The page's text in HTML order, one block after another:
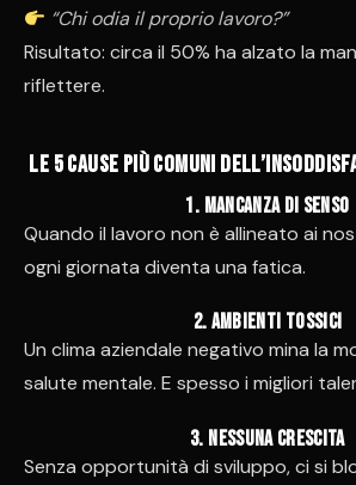
“Chi odia il proprio lavoro?”
Risultato: circa il 50% ha alzato la
riflettere.
Le 5 cause più comuni
1. Mancanza di senso
Quando il lavoro non è allineato ai
ogni giornata diventa una fatica.
2. Ambienti tossici
Un clima aziendale negativo mina la
salute mentale. E spesso i migliori
3. Nessuna crescita
Senza opportunità di sviluppo, ci si